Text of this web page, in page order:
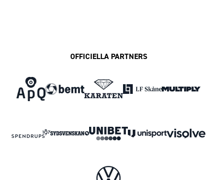
OFFICIELLA PARTNERS